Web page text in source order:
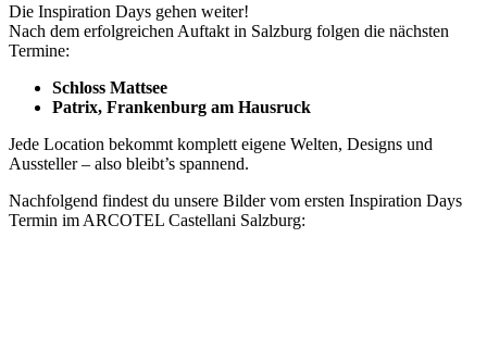
Die Inspiration Days gehen weiter!
Nach dem erfolgreichen Auftakt in Salzburg folgen die nächsten
Termine:
Schloss Mattsee
Patrix, Frankenburg am Hausruck
Jede Location bekommt komplett eigene Welten, Designs und
Aussteller – also bleibt’s spannend.
Nachfolgend findest du unsere Bilder vom ersten Inspiration Days
Termin im ARCOTEL Castellani Salzburg: